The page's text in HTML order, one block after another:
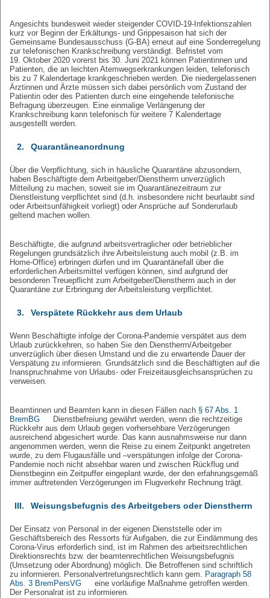
Angesichts bundesweit wieder steigender COVID-19-Infektionszahlen
kurz vor Beginn der Erkältungs- und Grippesaison hat sich der
Gemeinsame Bundesausschuss (G-BA) erneut auf eine Sonderregelung
zur telefonischen Krankschreibung verständigt. Befristet vom
19. Oktober 2020 vorerst bis 30. Juni 2021 können Patientinnen und
Patienten, die an leichten Atemwegserkrankungen leiden, telefonisch
bis zu 7 Kalendertage krankgeschrieben werden. Die niedergelassenen
Ärztinnen und Ärzte müssen sich dabei persönlich vom Zustand der
Patientin oder des Patienten durch eine eingehende telefonische
Befragung überzeugen. Eine einmalige Verlängerung der
Krankschreibung kann telefonisch für weitere 7 Kalendertage
ausgestellt werden.
2. Quarantäneanordnung
Über die Verpflichtung, sich in häusliche Quarantäne abzusondern,
haben Beschäftigte dem Arbeitgeber/Dienstherrn unverzüglich
Mitteilung zu machen, soweit sie im Quarantänezeitraum zur
Dienstleistung verpflichtet sind (d.h. insbesondere nicht beurlaubt sind
oder Arbeitsunfähigkeit vorliegt) oder Ansprüche auf Sonderurlaub
geltend machen wollen.
Beschäftigte, die aufgrund arbeitsvertraglicher oder betrieblicher
Regelungen grundsätzlich ihre Arbeitsleistung auch mobil (z.B. im
Home-Office) erbringen dürfen und im Quarantänefall über die
erforderlichen Arbeitsmittel verfügen können, sind aufgrund der
besonderen Treuepflicht zum Arbeitgeber/Dienstherrn auch in der
Quarantäne zur Erbringung der Arbeitsleistung verpflichtet.
3. Verspätete Rückkehr aus dem Urlaub
Wenn Beschäftigte infolge der Corona-Pandemie verspätet aus dem
Urlaub zurückkehren, so haben Sie den Dienstherrn/Arbeitgeber
unverzüglich über diesen Umstand und die zu erwartende Dauer der
Verspätung zu informieren. Grundsätzlich sind die Beschäftigten auf die
Inanspruchnahme von Urlaubs- oder Freizeitausgleichsansprüchen zu
verweisen.
Beamtinnen und Beamten kann in diesen Fällen nach § 67 Abs. 1
BremBG
Dienstbefreiung gewährt werden, wenn die rechtzeitige
Rückkehr aus dem Urlaub gegen vorhersehbare Verzögerungen
ausreichend abgesichert wurde. Das kann ausnahmsweise nur dann
angenommen werden, wenn die Reise zu einem Zeitpunkt angetreten
wurde, zu dem Flugausfälle und –verspätungen infolge der Corona-
Pandemie noch nicht absehbar waren und zwischen Rückflug und
Dienstbeginn ein Zeitpuffer eingeplant wurde, der den erfahrungsgemäß
immer auftretenden Verzögerungen im Flugverkehr Rechnung trägt.
III. Weisungsbefugnis des Arbeitgebers oder Dienstherrn
Der Einsatz von Personal in der eigenen Dienststelle oder im
Geschäftsbereich des Ressorts für Aufgaben, die zur Eindämmung des
Corona-Virus erforderlich sind, ist im Rahmen des arbeitsrechtlichen
Direktionsrechts bzw. der beamtenrechtlichen Weisungsbefugnis
(Umsetzung oder Abordnung) möglich. Die Betroffenen sind schriftlich
zu informieren. Personalvertretungsrechtlich kann gem. Paragraph 58
Abs. 3 BremPersVG
eine vorläufige Maßnahme getroffen werden.
Der Personalrat ist zu informieren.